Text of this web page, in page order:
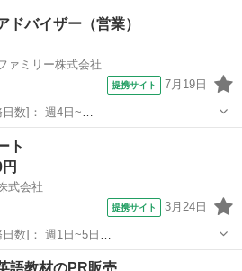
09:00~12:00/13:00~17:00 月/
火/水/木/金 などから選べます [勤務...
ドバイザー（営業）
ァミリー株式会社
提携サイト 7月19日
09:30~14:00 [勤務地・最寄
ア選択可 ワールド・ファ...
ト
式会社
提携サイト 3月24日
09:00~12:00/13:00~17:00 月/